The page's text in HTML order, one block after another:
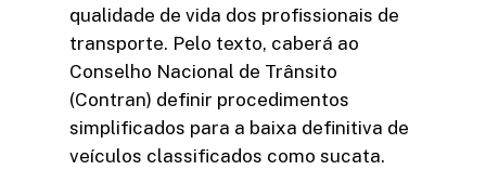
qualidade de vida dos profissionais de
transporte. Pelo texto, caberá ao
Conselho Nacional de Trânsito
(Contran) definir procedimentos
simplificados para a baixa definitiva de
veículos classificados como sucata.